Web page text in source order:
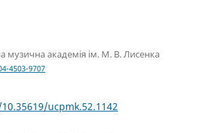
музична академія ім. М. В. Лисенка
4503-9707
ucpmk.52.1142